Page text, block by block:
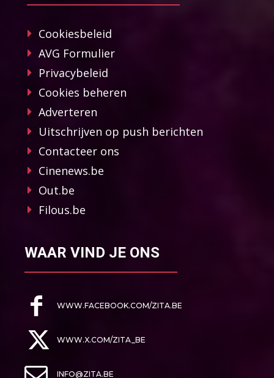
Cookiesbeleid
AVG Formulier
Privacybeleid
Cookies beheren
Adverteren
Uitschrijven op push berichten
Contacteer ons
Cinenews.be
Out.be
Filous.be
WAAR VIND JE ONS
WWW.FACEBOOK.COM/ZITA.BE
WWW.X.COM/ZITA_BE
INFO@ZITA.BE